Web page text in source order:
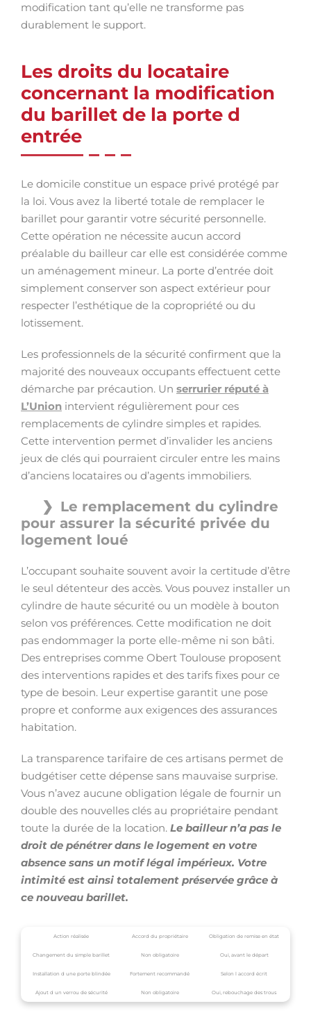
modification tant qu’elle ne transforme pas
durablement le support.
Les droits du locataire
concernant la modification
du barillet de la porte d
entrée
Le domicile constitue un espace privé protégé par
la loi. Vous avez la liberté totale de remplacer le
barillet pour garantir votre sécurité personnelle.
Cette opération ne nécessite aucun accord
préalable du bailleur car elle est considérée comme
un aménagement mineur. La porte d’entrée doit
simplement conserver son aspect extérieur pour
respecter l’esthétique de la copropriété ou du
lotissement.
Les professionnels de la sécurité confirment que la
majorité des nouveaux occupants effectuent cette
démarche par précaution. Un serrurier réputé à
L’Union intervient régulièrement pour ces
remplacements de cylindre simples et rapides.
Cette intervention permet d’invalider les anciens
jeux de clés qui pourraient circuler entre les mains
d’anciens locataires ou d’agents immobiliers.
Le remplacement du cylindre
pour assurer la sécurité privée du
logement loué
L’occupant souhaite souvent avoir la certitude d’être
le seul détenteur des accès. Vous pouvez installer un
cylindre de haute sécurité ou un modèle à bouton
selon vos préférences. Cette modification ne doit
pas endommager la porte elle-même ni son bâti.
Des entreprises comme Obert Toulouse proposent
des interventions rapides et des tarifs fixes pour ce
type de besoin. Leur expertise garantit une pose
propre et conforme aux exigences des assurances
habitation.
La transparence tarifaire de ces artisans permet de
budgétiser cette dépense sans mauvaise surprise.
Vous n’avez aucune obligation légale de fournir un
double des nouvelles clés au propriétaire pendant
toute la durée de la location. Le bailleur n’a pas le
droit de pénétrer dans le logement en votre
absence sans un motif légal impérieux. Votre
intimité est ainsi totalement préservée grâce à
ce nouveau barillet.
Action réalisée Accord du propriétaire Obligation de remise en état
Changement du simple barillet Non obligatoire Oui, avant le départ
Installation d une porte blindée Fortement recommandé Selon l accord écrit
Ajout d un verrou de sécurité Non obligatoire Oui, rebouchage des trous